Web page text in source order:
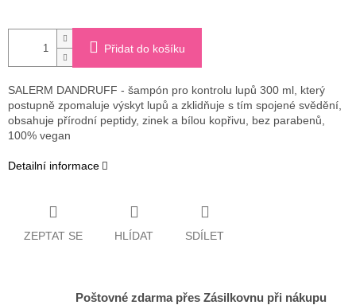
Přidat do košíku
SALERM DANDRUFF - šampón pro kontrolu lupů 300 ml, který
postupně zpomaluje výskyt lupů a zklidňuje s tím spojené svědění,
obsahuje přírodní peptidy, zinek a bílou kopřivu, bez parabenů,
100% vegan
Detailní informace
ZEPTAT SE HLÍDAT SDÍLET
Poštovné zdarma přes Zásilkovnu při nákupu